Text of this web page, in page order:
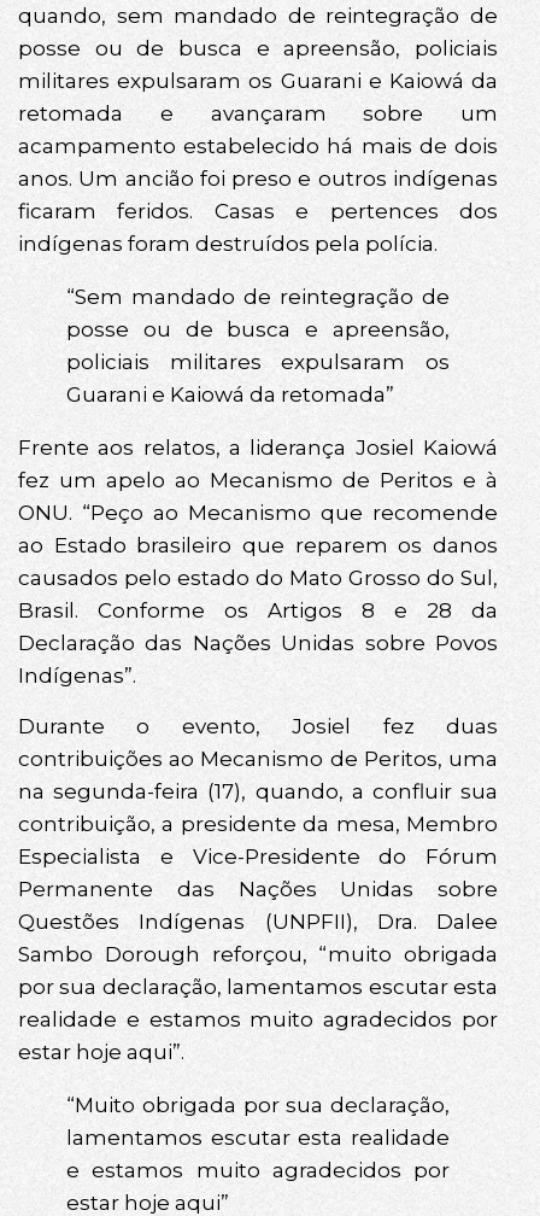
quando, sem mandado de reintegração de
posse ou de busca e apreensão, policiais
militares expulsaram os Guarani e Kaiowá da
retomada e avançaram sobre um
acampamento estabelecido há mais de dois
anos. Um ancião foi preso e outros indígenas
ficaram feridos. Casas e pertences dos
indígenas foram destruídos pela polícia.
“Sem mandado de reintegração de
posse ou de busca e apreensão,
policiais militares expulsaram os
Guarani e Kaiowá da retomada”
Frente aos relatos, a liderança Josiel Kaiowá
fez um apelo ao Mecanismo de Peritos e à
ONU. “Peço ao Mecanismo que recomende
ao Estado brasileiro que reparem os danos
causados pelo estado do Mato Grosso do Sul,
Brasil. Conforme os Artigos 8 e 28 da
Declaração das Nações Unidas sobre Povos
Indígenas”.
Durante o evento, Josiel fez duas
contribuições ao Mecanismo de Peritos, uma
na segunda-feira (17), quando, a confluir sua
contribuição, a presidente da mesa, Membro
Especialista e Vice-Presidente do Fórum
Permanente das Nações Unidas sobre
Questões Indígenas (UNPFII), Dra. Dalee
Sambo Dorough reforçou, “muito obrigada
por sua declaração, lamentamos escutar esta
realidade e estamos muito agradecidos por
estar hoje aqui”.
“Muito obrigada por sua declaração,
lamentamos escutar esta realidade
e estamos muito agradecidos por
estar hoje aqui”